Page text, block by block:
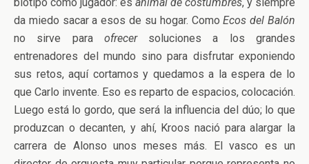
da miedo sacar a esos de su hogar. ComoEcos del Balón
no sirve para ofrecersoluciones a los grandes
entrenadores del mundo sino para disfrutar exponiendo
sus retos, aquí cortamos y quedamos a la espera de lo
que Carlo invente. Eso es reparto de espacios, colocación.
Luego está lo gordo, que será la influencia del dúo; lo que
produzcan o decanten, y ahí, Kroos nació para alargar la
carrera de Alonso unos meses más. El vasco es un